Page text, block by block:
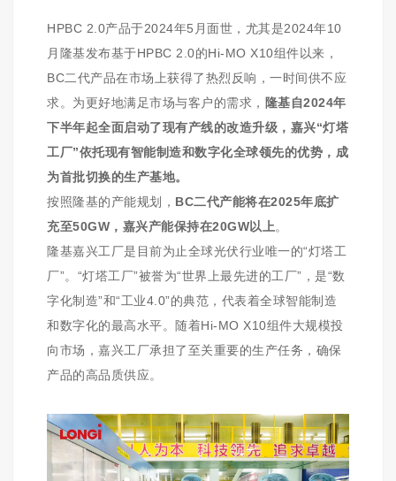
HPBC 2.0产品于2024年5月面世，尤其是2024年10
月隆基发布基于HPBC 2.0的Hi-MO X10组件以来，
BC二代产品在市场上获得了热烈反响，一时间供不应
求。为更好地满足市场与客户的需求， 隆基自2024年
下半年起全面启动了现有产线的改造升级，嘉兴“灯塔
工厂”依托现有智能制造和数字化全球领先的优势，成
为首批切换的生产基地。
按照隆基的产能规划， BC二代产能将在2025年底扩
充至50GW，嘉兴产能保持在20GW以上。
隆基嘉兴工厂是目前为止全球光伏行业唯一的“灯塔工
厂”。“灯塔工厂”被誉为“世界上最先进的工厂”，是“数
字化制造”和“工业4.0”的典范，代表着全球智能制造
和数字化的最高水平。随着Hi-MO X10组件大规模投
向市场，嘉兴工厂承担了至关重要的生产任务，确保
产品的高品质供应。